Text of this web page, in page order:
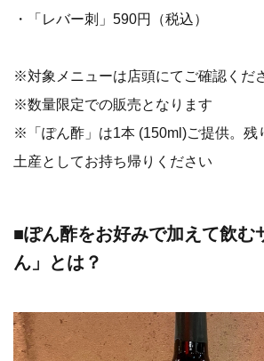
・「レバー刺」590円（税込）
※対象メニューは店頭にてご確認くだ
※数量限定での販売となります
※「ぽん酢」は1本 (150ml)ご提供。残
土産としてお持ち帰りください
■ぽん酢をお好みで加えて飲む
ん」とは？